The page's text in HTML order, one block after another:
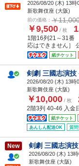
2026/08/20 (木) 13時
新歌舞伎座 (大阪)
前の価格： ￥
￥9,500 / 枚 1
1階16列21～31番
応はできません］
紙チケット
剣劇 三國志演技
2026/08/20 (木) 13時
新歌舞伎座 (大阪)
￥10,000 / 枚
2階3列 40-46 入金
紙チケット
あんしん配送OK
質問
New 剣劇 三國志演
2026/08/20 (木) 13
新歌舞伎座 (大阪)